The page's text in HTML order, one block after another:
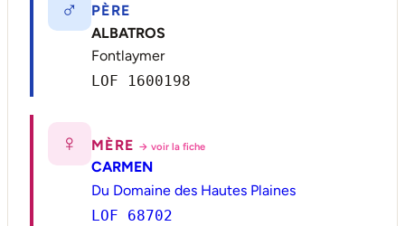
♂
PÈRE
ALBATROS
Fontlaymer
LOF 1600198
♀ MÈRE → voir la fiche
CARMEN
Du Domaine des Hautes Plaines
LOF 68702